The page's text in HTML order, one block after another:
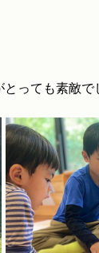
っても素敵で